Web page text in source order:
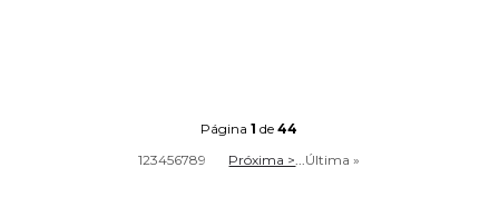
Página1 de44
123456789 Próxima >...Última »